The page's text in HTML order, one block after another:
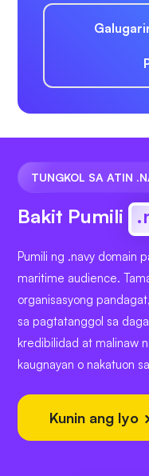
TUNGKOL SA ATIN
Bakit Pumili
Pumili ng .navy domain
maritime audience.
organisasyong
sa pagtatanggol sa
kredibilidad at malinaw
kaugnayan o nakatuon
Kunin ang Iyo